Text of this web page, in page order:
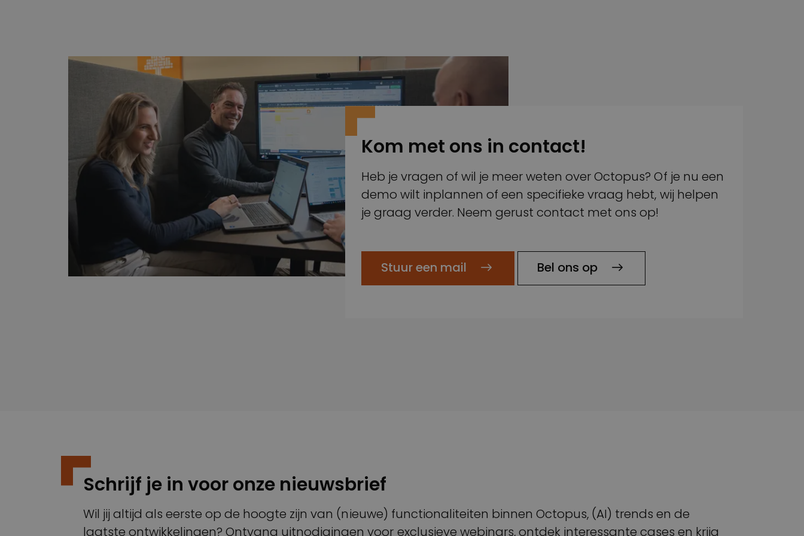
Kom met ons in contact!
Heb je vragen of wil je meer weten over Octopus? Of je nu een
demo wilt inplannen of een specifieke vraag hebt, wij helpen
je graag verder. Neem gerust contact met ons op!
Stuur een mail Bel ons op
Schrijf je in voor onze nieuwsbrief
Wil jij altijd als eerste op de hoogte zijn van (nieuwe) functionaliteiten binnen Octopus, (AI) trends en de
laatste ontwikkelingen? Ontvang uitnodigingen voor exclusieve webinars, ontdek interessante cases en krijg